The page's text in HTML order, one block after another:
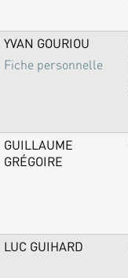
YVAN GOURIOU
Fiche personnelle
GUILLAUME
GRÉGOIRE
LUC GUIHARD